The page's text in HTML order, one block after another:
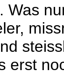
Was
erst